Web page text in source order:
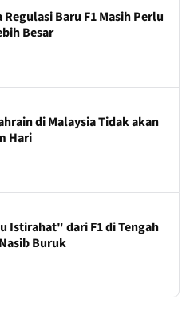
Regulasi Baru F1 Masih Perlu
Besar
di Malaysia Tidak akan
Hari
Istirahat" dari F1 di Tengah
Buruk